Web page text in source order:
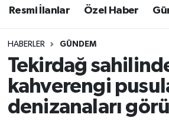
Resmi İlanlar Özel Haber
HABERLER GÜNDEM
Tekirdağ
kahverengi
denizanaları
Gündem
Ekonomi
Siyaset
Dünya
Eğitim
Kültür Sanat
Gizlilik Sözleşmesi
Merkez Trafik Yoğunluk
Süper Lig Puan Durumu ve
Tüm Manşetler